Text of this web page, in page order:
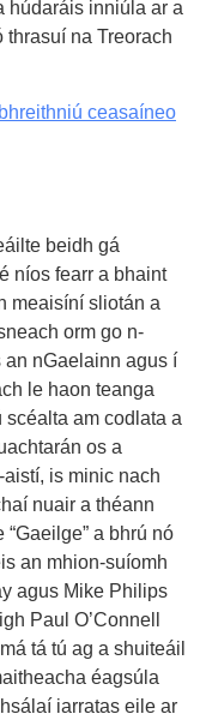
húdaráis inniúla ar a
na Treorach
ceasaíneo
beidh gá
níos fearr a bhaint
meaisíní sliotán a
orm go n-
nGaelainn agus í
le haon teanga
am codlata a
os a
is minic nach
nuair a théann
a bhrú nó
an mhion-suíomh
agus Mike Philips
Paul O’Connell
tá tú ag a shuiteáil
éagsúla
iarratas eile ar